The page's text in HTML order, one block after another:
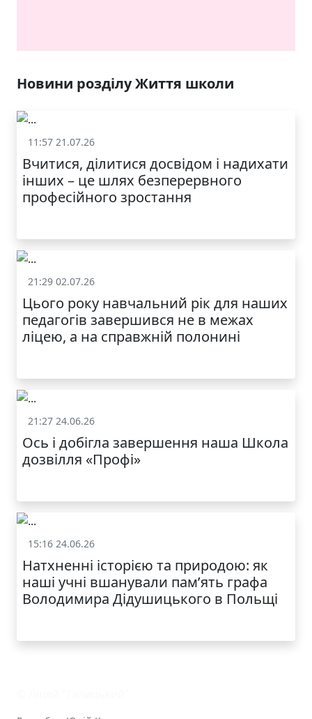
У ЛЬВОВІ
МОДНИЙ ДИТЯЧИЙ
ОДЯГ ПОДОСТУПНІЙ ЦІНІ
Новини розділу Життя школи
11:57 21.07.26
Вчитися, ділитися досвідом і надихати
інших – це шлях безперервного
професійного зростання
21:29 02.07.26
Цього року навчальний рік для наших
педагогів завершився не в межах
ліцею, а на справжній полонині
21:27 24.06.26
Ось і добігла завершення наша Школа
дозвілля «Профі»
15:16 24.06.26
Натхненні історією та природою: як
наші учні вшанували пам’ять графа
Володимира Дідушицького в Польщі